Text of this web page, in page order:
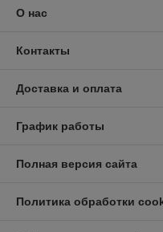
О нас
Контакты
Доставка и оплата
График работы
Полная версия сайта
Политика обработки